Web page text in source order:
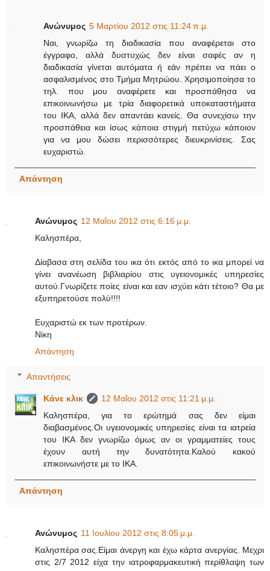
Ανώνυμος 5 Μαρτίου 2012 στις 11:24 π.μ.
Ναι, γνωρίζω τη διαδικασία που αναφέρεται στο
έγγραφο, αλλά δυστυχώς δεν είναι σαφές αν η
διαδικασία γίνεται αυτόματα ή εάν πρέπει να πάει ο
ασφαλισμένος στο Τμήμα Μητρώου. Χρησιμοποίησα το
τηλ. που μου αναφέρετε και προσπάθησα να
επικοινωνήσω με τρία διαφορετικά υποκαταστήματα
του ΙΚΑ, αλλά δεν απαντάει κανείς. Θα συνεχίσω την
προσπάθεια και ίσως κάποια στιγμή πετύχω κάποιον
για να μου δώσει περισσότερες διευκρινίσεις. Σας
ευχαριστώ.
Απάντηση
Ανώνυμος 12 Μαΐου 2012 στις 6:16 μ.μ.
Καλησπέρα,
Δίαβασα στη σελίδα του ικα ότι εκτός από το ικα μπορεί να
γίνει ανανέωση βιβλιαρίου στις υγειονομικές υπηρεσίες
αυτού.Γνωρίζετε ποίες είναι και εαν ισχύει κάτι τέτοιο? Θα με
εξυπηρετούσε πολύ!!!!
Ευχαριστώ εκ των προτέρων.
Νίκη
Απάντηση
Απαντήσεις
Κάνε κλικ
12 Μαΐου 2012 στις 11:21 μ.μ.
Καλησπέρα, για το ερώτημά σας δεν είμαι
διαβασμένος.Οι υγειονομικές υπηρεσίες είναι τα ιατρεία
του ΙΚΑ δεν γνωρίζω όμως αν οι γραμματείες τους
έχουν αυτή την δυνατότητα.Καλού κακού
επικοινωνήστε με το ΙΚΑ.
Απάντηση
Ανώνυμος 11 Ιουλίου 2012 στις 8:05 μ.μ.
Καλησπέρα σας.Είμαι άνεργη και έχω κάρτα ανεργίας. Μεχρι
στις 2/7 2012 είχα την ιατροφαρμακευτική περίθλαψη των